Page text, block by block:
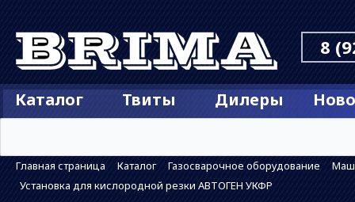
8
Каталог Твиты Дилеры
Главная страница Каталог Газосварочное оборудование
Установка для кислородной резки АВТОГЕН УКФР